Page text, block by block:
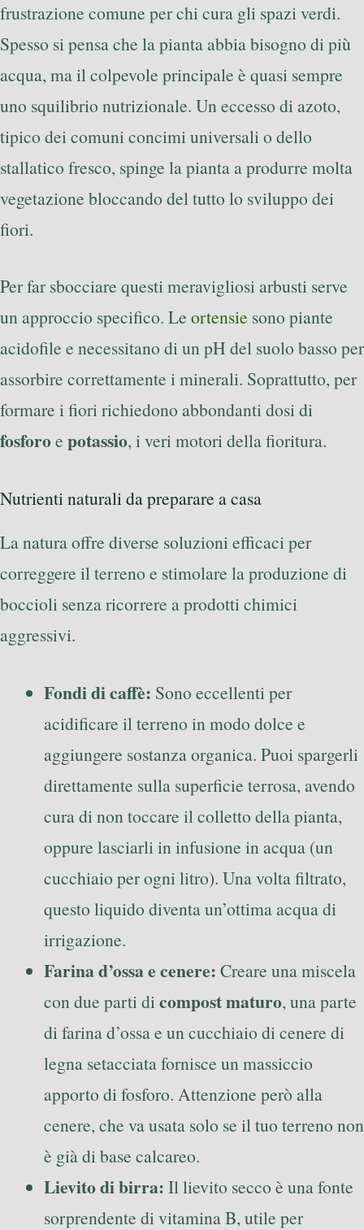
frustrazione comune per chi cura gli spazi verdi.
Spesso si pensa che la pianta abbia bisogno di più
acqua, ma il colpevole principale è quasi sempre
uno squilibrio nutrizionale. Un eccesso di azoto,
tipico dei comuni concimi universali o dello
stallatico fresco, spinge la pianta a produrre molta
vegetazione bloccando del tutto lo sviluppo dei
fiori.
Per far sbocciare questi meravigliosi arbusti serve
un approccio specifico. Le ortensie sono piante
acidofile e necessitano di un pH del suolo basso per
assorbire correttamente i minerali. Soprattutto, per
formare i fiori richiedono abbondanti dosi di
fosforoe potassio, i veri motori della fioritura.
Nutrienti naturali da preparare a casa
La natura offre diverse soluzioni efficaci per
correggere il terreno e stimolare la produzione di
boccioli senza ricorrere a prodotti chimici
aggressivi.
Fondi di caffè: Sono eccellenti per
acidificare il terreno in modo dolce e
aggiungere sostanza organica. Puoi spargerli
direttamente sulla superficie terrosa, avendo
cura di non toccare il colletto della pianta,
oppure lasciarli in infusione in acqua (un
cucchiaio per ogni litro). Una volta filtrato,
questo liquido diventa un’ottima acqua di
irrigazione.
Farina d’ossa e cenere: Creare una miscela
con due parti di compost maturo, una parte
di farina d’ossa e un cucchiaio di cenere di
legna setacciata fornisce un massiccio
apporto di fosforo. Attenzione però alla
cenere, che va usata solo se il tuo terreno non
è già di base calcareo.
Lievito di birra: Il lievito secco è una fonte
sorprendente di vitamina B, utile per